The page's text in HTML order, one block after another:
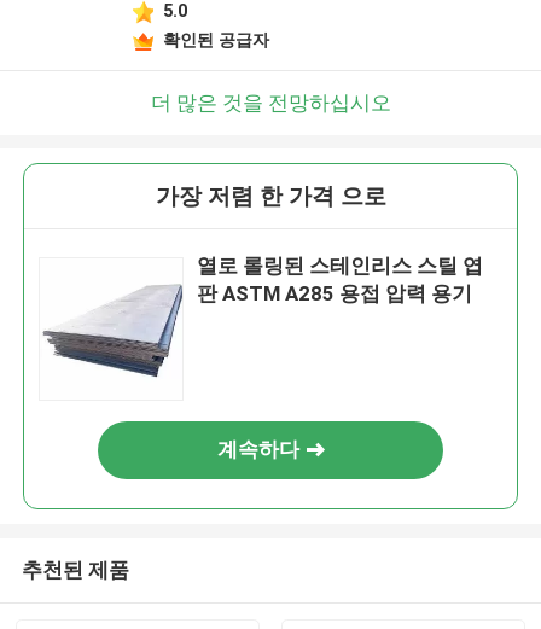
5.0
확인된 공급자
더 많은 것을 전망하십시오
가장 저렴 한 가격 으로
열로 롤링된 스테인리스 스틸 엽
판 ASTM A285 용접 압력 용기
계속하다
추천된 제품